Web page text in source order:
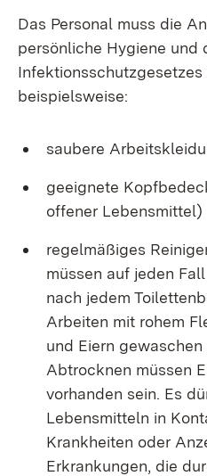
Das Personal muss die
persönliche Hygiene und
Infektionsschutzgesetzes
beispielsweise:
saubere
geeignete
offener Lebensmittel)
regelmäßiges
müssen auf jeden
nach jedem
Arbeiten mit rohem
und Eiern gewaschen
Abtrocknen müssen
vorhanden sein. Es
Lebensmitteln in
Krankheiten oder
Erkrankungen, die